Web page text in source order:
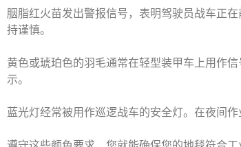
胭脂红火苗发出警报信号，表明驾驶员战车正
持谨慎。
黄色或琥珀色的羽毛通常在轻型装甲车上用作
示。
蓝光灯经常被用作巡逻战车的安全灯。在夜间